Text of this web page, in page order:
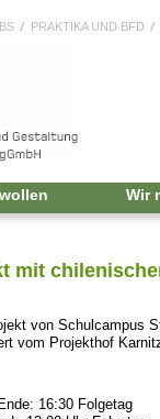
PRAKTIKA UND BFD
Wir
mit
von Schulcampus
vom Projekthof
16:30 Folgetag